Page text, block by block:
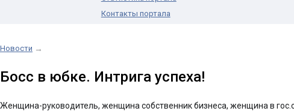
Контакты портала
Новости →
Босс в юбке. Интрига успеха!
Женщина-руководитель, женщина собственник бизнеса, женщина в